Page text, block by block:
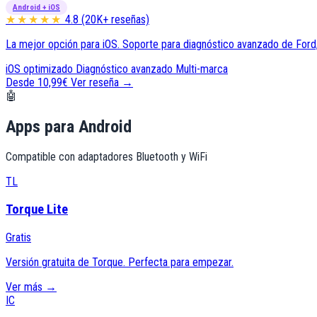
Android + iOS
★★★★★ 4.8 (20K+ reseñas)
La mejor opción para iOS. Soporte para diagnóstico avanzado de
iOS optimizado Diagnóstico avanzado Multi-marca
Desde 10,99€ Ver reseña →
🤖
Apps para Android
Compatible con adaptadores Bluetooth y WiFi
TL
Torque Lite
Gratis
Versión gratuita de Torque. Perfecta para empezar.
Ver más →
IC